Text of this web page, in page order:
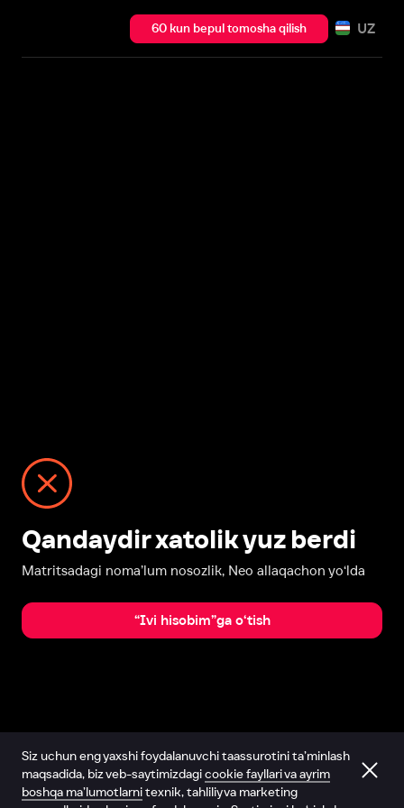
60 kun bepul tomosha qilish UZ
Qandaydir xatolik yuz berdi
Matritsadagi noma’lum nosozlik, Neo allaqachon yo‘lda
“Ivi hisobim”ga o‘tish
Siz uchun eng yaxshi foydalanuvchi taassurotini ta’minlash
maqsadida, biz veb-saytimizdagicookie fayllari va ayrim
boshqa ma’lumotlarnitexnik, tahliliy va marketing